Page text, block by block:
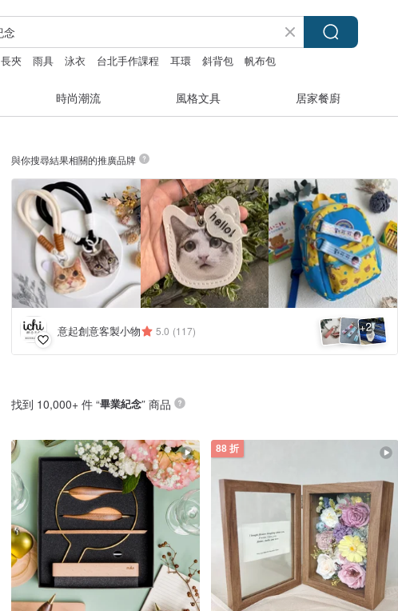
長夾 雨具 泳衣 台北手作課程 耳環 斜背包 帆布包
時尚潮流 風格文具 居家餐廚
與你搜尋結果相關的推廣品牌
意起創意客製小物 5.0 (117) +2
找到 10,000+ 件 “畢業紀念” 商品
88 折